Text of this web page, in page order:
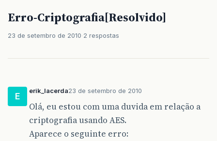
Erro-Criptografia[Resolvido]
23 de setembro de 2010 2 respostas
E
erik_lacerda23 de setembro de 2010
Olá, eu estou com uma duvida em relação a
criptografia usando AES.
Aparece o seguinte erro: